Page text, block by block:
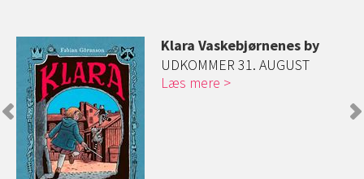
Klara Vaskebjørnenes by
UDKOMMER 31. AUGUST
Læs mere